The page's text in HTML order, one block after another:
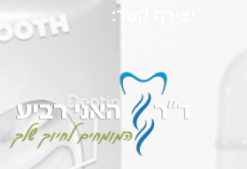
יצירת קשר: